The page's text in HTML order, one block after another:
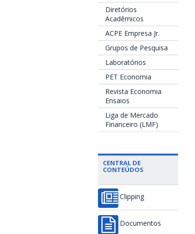
Diretórios
Acadêmicos
ACPE Empresa Jr.
Grupos de Pesquisa
Laboratórios
PET Economia
Revista Economia
Ensaios
Liga de Mercado
Financeiro (LMF)
CENTRAL DE
CONTEÚDOS
Clipping
Documentos